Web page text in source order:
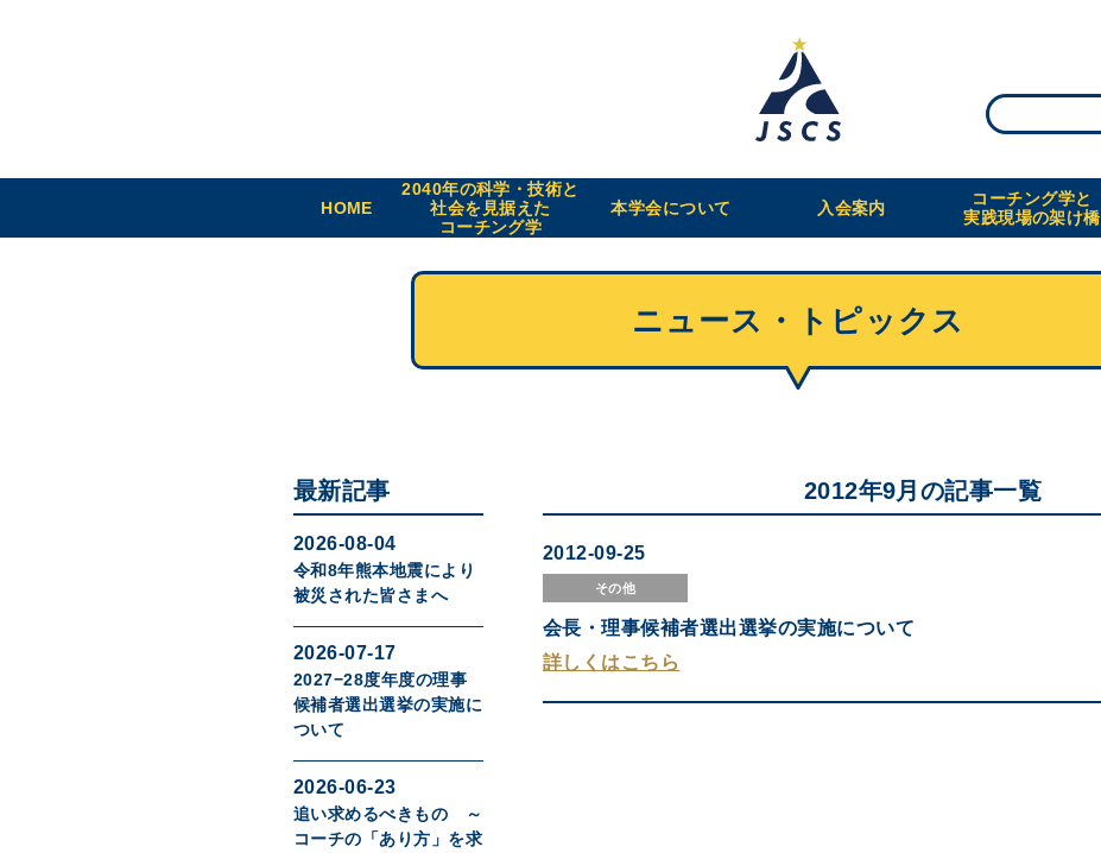
HOME
2040年の科学・技術と
社会を見据えた
コーチング学
本学会について 入会案内
コーチング学と
実践現場の架け橋
ニュース・トピックス
2012年9月の記事一覧
2012-09-25
その他
会長・理事候補者選出選挙の実施について
詳しくはこちら
最新記事
2026-08-04
令和8年熊本地震により
被災された皆さまへ
2026-07-17
2027−28度年度の理事
候補者選出選挙の実施に
ついて
2026-06-23
追い求めるべきもの ～
コーチの「あり方」を求